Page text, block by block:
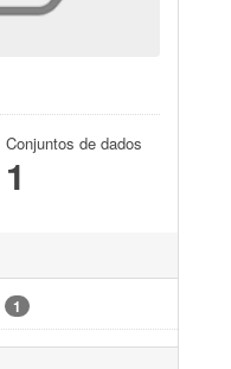
Conjuntos de dados
1
1